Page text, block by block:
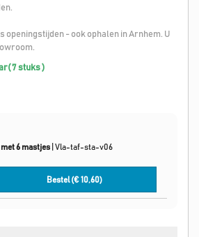
openingstijden - ook ophalen in Arnhem. U
( 7 stuks )
6 mastjes Vla-taf-sta-v06
Bestel (€10,60)